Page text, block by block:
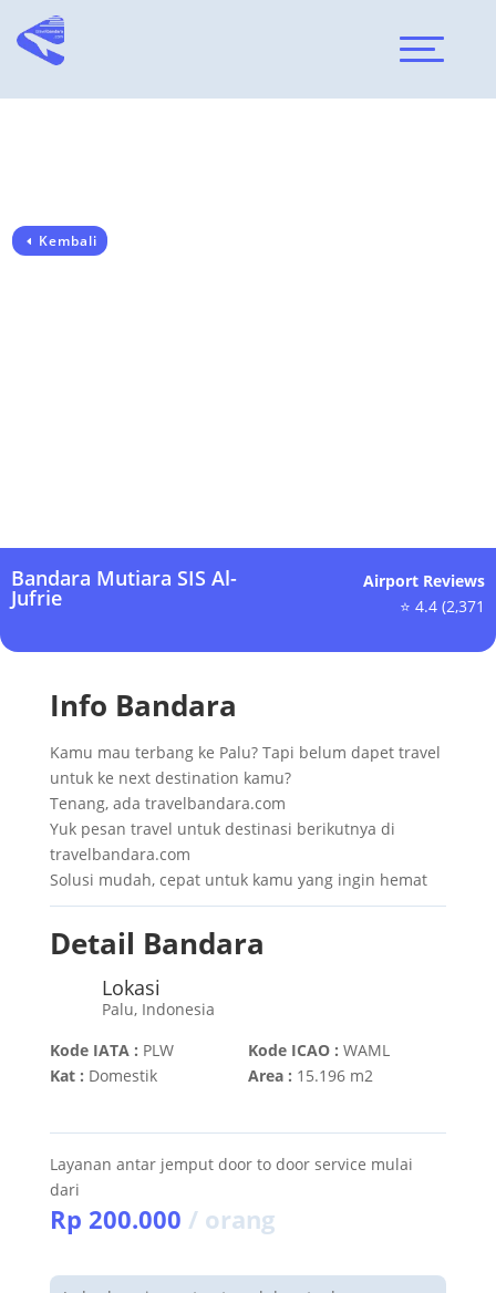
Kembali
Bandara Mutiara SIS Al-
Jufrie
Airport Reviews
⭐ 4.4 (2,371
Info Bandara
Kamu mau terbang ke Palu? Tapi belum dapet travel
untuk ke next destination kamu?
Tenang, ada travelbandara.com
Yuk pesan travel untuk destinasi berikutnya di
travelbandara.com
Solusi mudah, cepat untuk kamu yang ingin hemat
Detail Bandara
Lokasi
Palu, Indonesia
Kode IATA : PLW
Kat : Domestik
Kode ICAO : WAML
Area : 15.196 m2
Layanan antar jemput door to door service mulai
dari
Rp 200.000 / orang